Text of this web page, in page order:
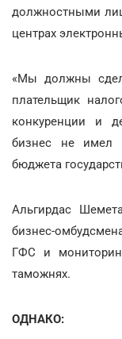
должностными
центрах
«Мы должны
плательщик
конкуренции и
бизнес не имел
бюджета
Альгирдас
бизнес-
ГФС и
таможнях.
ОДНАКО: